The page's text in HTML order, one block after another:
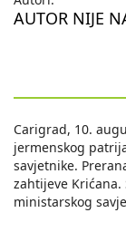
AUTOR NIJE
Carigrad, 10.
jermenskog
savjetnike.
zahtijeve
ministarskog